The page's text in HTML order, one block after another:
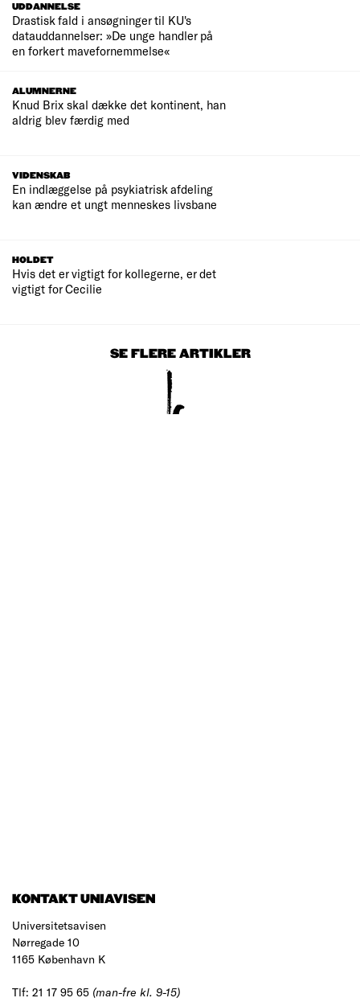
UDDANNELSE
Drastisk fald i ansøgninger til KU's
datauddannelser: »De unge handler på
en forkert mavefornemmelse«
ALUMNERNE
Knud Brix skal dække det kontinent, han
aldrig blev færdig med
VIDENSKAB
En indlæggelse på psykiatrisk afdeling
kan ændre et ungt menneskes livsbane
HOLDET
Hvis det er vigtigt for kollegerne, er det
vigtigt for Cecilie
SE FLERE ARTIKLER
KONTAKT UNIAVISEN
Universitetsavisen
Nørregade 10
1165 København K
Tlf: 21 17 95 65 (man-fre kl. 9-15)